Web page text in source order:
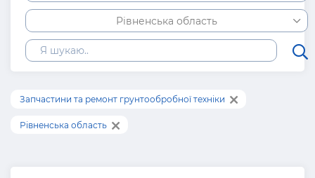
Рівненська область
Запчастини та ремонт грунтообробної техніки
Рівненська область